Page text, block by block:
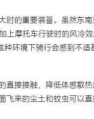
的重要装备。虽然东
摩托车行驶时的风冷
环境下骑行会感到不
直接接触，降低体感散热
飞来的尘土和蚊虫可以